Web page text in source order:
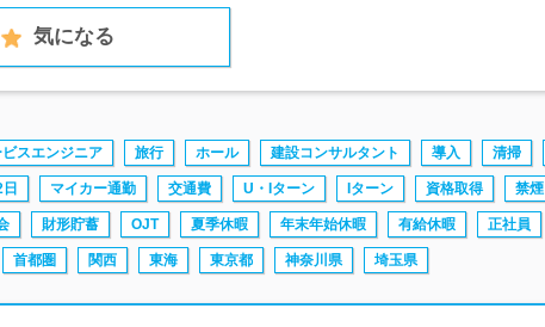
気になる
スエンジニア 旅行 ホール 建設コンサルタント 導入 清掃
マイカー通勤 交通費 U・Iターン Iターン 資格取得 禁煙
財形貯蓄 OJT 夏季休暇 年末年始休暇 有給休暇 正社員
首都圏 関西 東海 東京都 神奈川県 埼玉県